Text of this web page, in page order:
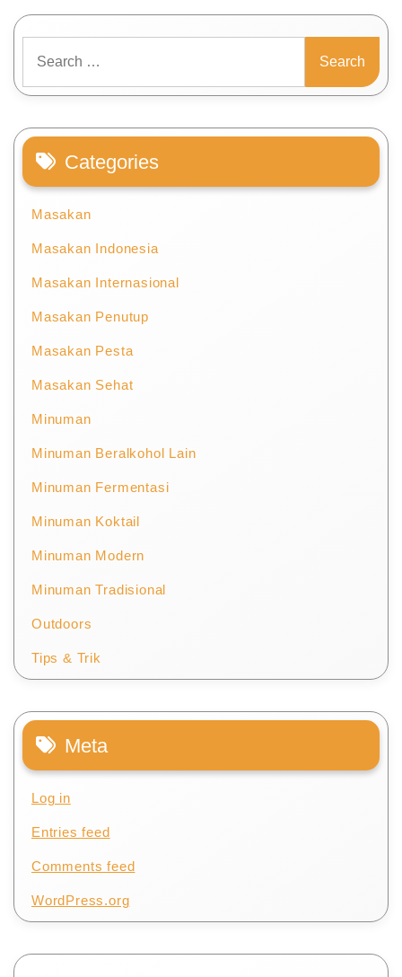
for:
Categories
Masakan
Masakan Indonesia
Masakan Internasional
Masakan Penutup
Masakan Pesta
Masakan Sehat
Minuman
Minuman Beralkohol Lain
Minuman Fermentasi
Minuman Koktail
Minuman Modern
Minuman Tradisional
Outdoors
Tips & Trik
Meta
Log in
Entries feed
Comments feed
WordPress.org